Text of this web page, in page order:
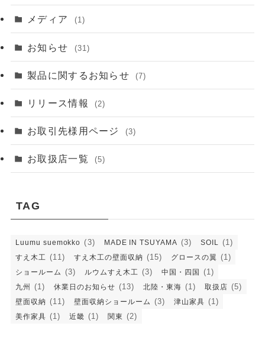
メディア (1)
お知らせ (31)
製品に関するお知らせ (7)
リリース情報 (2)
お取引先様用ページ (3)
お取扱店一覧 (5)
TAG
Luumu suemokko (3) MADE IN TSUYAMA (3) SOIL (1)
すえ木工 (11) すえ木工の壁面収納 (15) グロースの翼 (1)
ショールーム (3) ルウムすえ木工 (3) 中国・四国 (1)
九州 (1) 休業日のお知らせ (13) 北陸・東海 (1) 取扱店 (5)
壁面収納 (11) 壁面収納ショールーム (3) 津山家具 (1)
美作家具 (1) 近畿 (1) 関東 (2)